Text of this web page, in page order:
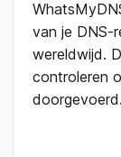
van je DNS-
wereldwijd.
controleren
doorgevoerd.